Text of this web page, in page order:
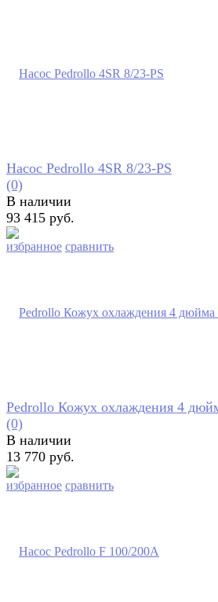
избранное сравнить
Насос Pedrollo 4SR 8/23-PS
(0)
В наличии
93 415 руб.
избранное сравнить
Pedrollo Кожух охлаждения 4
(0)
В наличии
13 770 руб.